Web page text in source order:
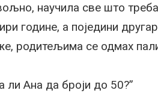
научила све што треба
године, а поједини
родитељима се одмах
ли Ана да броји до 50?”